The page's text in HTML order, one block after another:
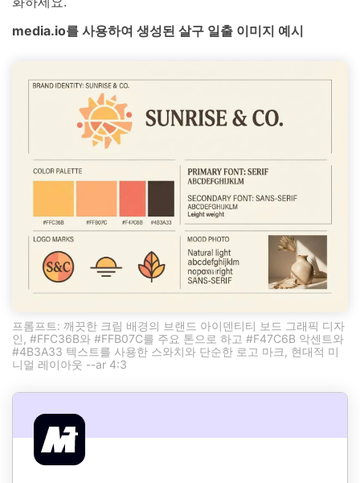
media.io를 사용하여 생성된 살구 일출 이미지 예시
프롬프트: 깨끗한 크림 배경의 브랜드 아이덴티티 보드 그래픽 디자
인, #FFC36B와 #FFB07C를 주요 톤으로 하고 #F47C6B 악센트와
#4B3A33 텍스트를 사용한 스와치와 단순한 로고 마크, 현대적 미
니멀 레이아웃 --ar 4:3